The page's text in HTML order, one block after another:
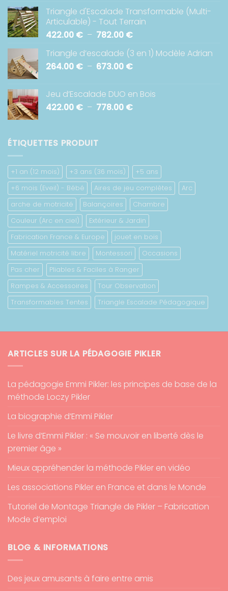
prix :
426.00 €
à
918.00 €
Triangle d'Escalade Transformable (Multi-
Articulable) - Tout Terrain
422.00 € – 782.00 €Plage
prix :
422.00 €
782.00 €
Triangle d’escalade (3 en 1) Modèle Adrian
264.00 € – 673.00 €Plage
264.00 €
à
Jeu d’Escalade DUO en Bois
422.00 € – 778.00 €Plage
ÉTIQUETTES PRODUIT
+1 an (12 mois) +3 ans (36 mois)
+5 ans
+6 mois (Eveil) - Bébé
Aires de jeu complètes
Arc
arche de motricité
Balançoires
Chambre
Couleur (Arc en ciel)
Extérieur & Jardin
Fabrication France & Europe
jouet en bois
Matériel motricité libre
Montessori
Occasions
Pas cher
Pliables & Faciles à Ranger
Rampes & Accessoires
Tour Observation
Transformables Tentes
Triangle Escalade Pédagogique
ARTICLES SUR LA PÉDAGOGIE PIKLER
La pédagogie Emmi Pikler: les principes de base de la
méthode Loczy Pikler
La biographie d’Emmi Pikler
Le livre d’Emmi Pikler : « Se mouvoir en liberté dès le
premier âge »
Mieux appréhender la méthode Pikler en vidéo
Les associations Pikler en France et dans le Monde
Tutoriel de Montage Triangle de Pikler – Fabrication
Mode d’emploi
BLOG & INFORMATIONS
Des jeux amusants à faire entre amis